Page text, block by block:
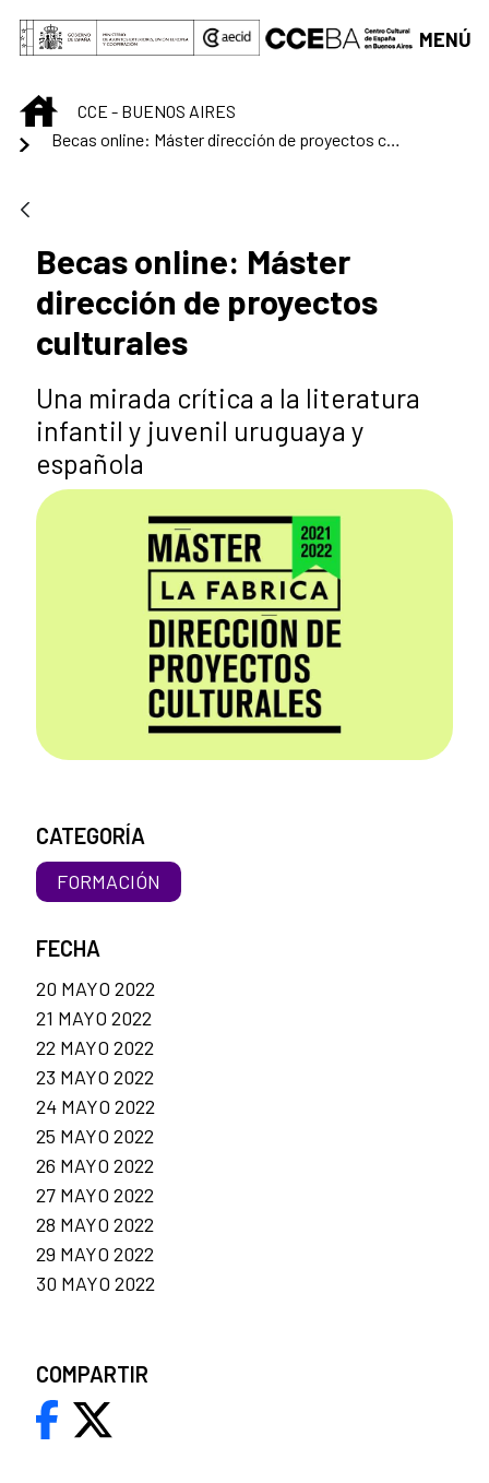
Saltar al contenido principal
MENÚ
INICIOCCE - BUENOS AIRES
Becas online: Máster dirección de proyectos culturales
Becas online: Máster
dirección de proyectos
culturales
Una mirada crítica a la literatura
infantil y juvenil uruguaya y
española
CATEGORÍA
FORMACIÓN
FECHA
20 MAYO 2022
21 MAYO 2022
22 MAYO 2022
23 MAYO 2022
24 MAYO 2022
25 MAYO 2022
26 MAYO 2022
27 MAYO 2022
28 MAYO 2022
29 MAYO 2022
30 MAYO 2022
COMPARTIR